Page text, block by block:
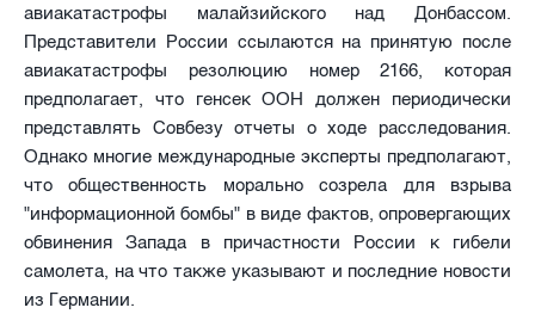
авиакатастрофы малайзийского над Донбассом.
Представители России ссылаются на принятую после
авиакатастрофы резолюцию номер 2166, которая
предполагает, что генсек ООН должен периодически
представлять Совбезу отчеты о ходе расследования.
Однако многие международные эксперты предполагают,
что общественность морально созрела для взрыва
"информационной бомбы" в виде фактов, опровергающих
обвинения Запада в причастности России к гибели
самолета, на что также указывают и последние новости
из Германии.